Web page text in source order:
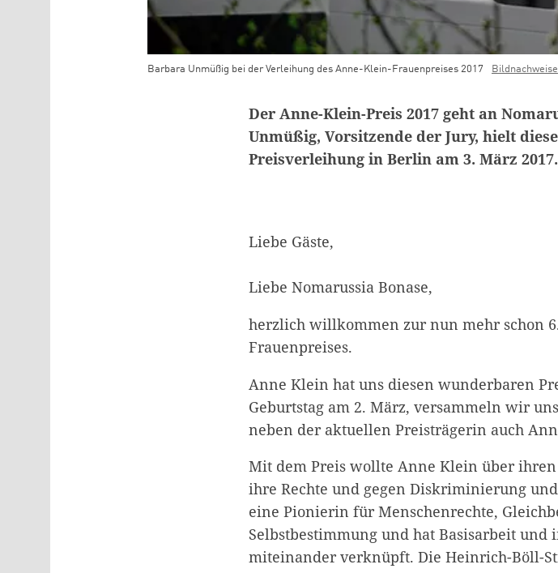
Barbara Unmüßig bei der Verleihung des Anne-Klein-Frauenpreises 2017 Bildnachweise
Der Anne-Klein-Preis 2017 geht an
Unmüßig, Vorsitzende der Jury, hielt
Preisverleihung in Berlin am 3. März 2017.
Liebe Gäste,
Liebe Nomarussia Bonase,
herzlich willkommen zur nun mehr schon
Frauenpreises.
Anne Klein hat uns diesen wunderbaren
Geburtstag am 2. März, versammeln wir
neben der aktuellen Preisträgerin auch
Mit dem Preis wollte Anne Klein über
ihre Rechte und gegen Diskriminierung
eine Pionierin für Menschenrechte,
Selbstbestimmung und hat Basisarbeit
miteinander verknüpft. Die Heinrich-Böll-